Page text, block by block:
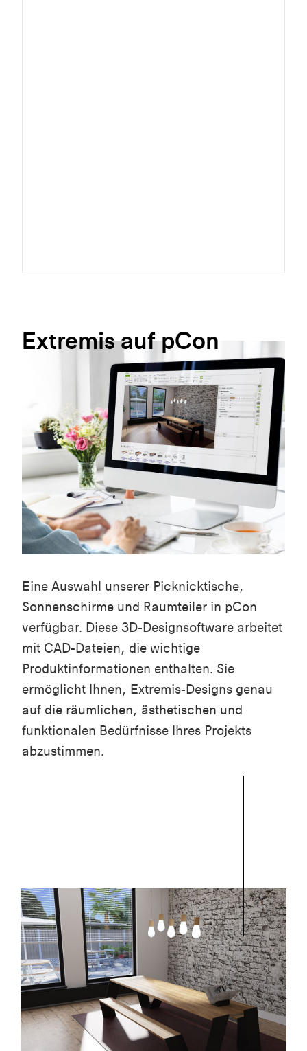
ExtremisaufpCon
Eine Auswahl unserer Picknicktische,
Sonnenschirme und Raumteiler in pCon
verfügbar. Diese 3D-Designsoftware arbeitet
mit CAD-Dateien, die wichtige
Produktinformationen enthalten. Sie
ermöglicht Ihnen, Extremis-Designs genau
auf die räumlichen, ästhetischen und
funktionalen Bedürfnisse Ihres Projekts
abzustimmen.